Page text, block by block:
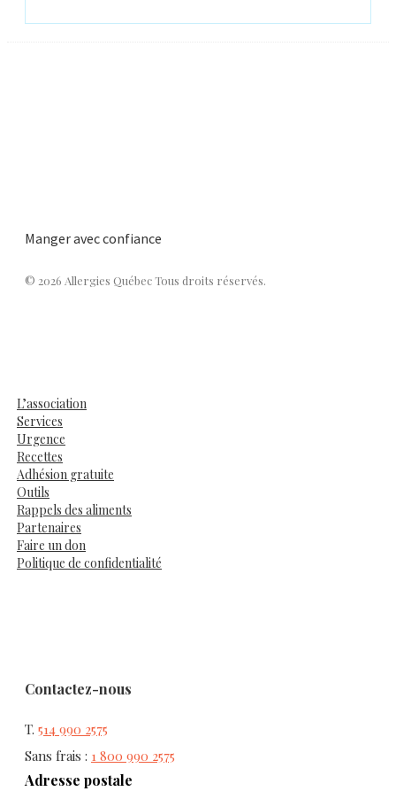
Manger avec confiance
© 2026 Allergies Québec Tous droits réservés.
L’association
Services
Urgence
Recettes
Adhésion gratuite
Outils
Rappels des aliments
Partenaires
Faire un don
Politique de confidentialité
Contactez-nous
T. 514 990 2575
Sans frais : 1 800 990 2575
Adresse postale